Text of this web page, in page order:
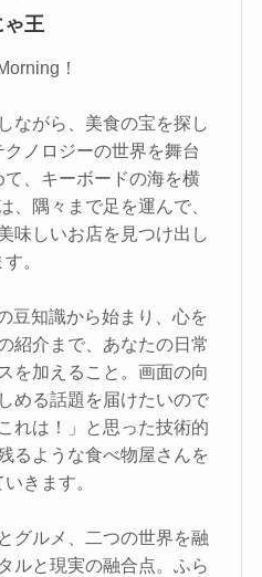
ゃ王
！
ながら、美食の宝を探し
ノロジーの世界を舞台
、キーボードの海を横
、隅々まで足を運んで、
味しいお店を見つけ出し
す。
豆知識から始まり、心を
紹介まで、あなたの日常
を加えること。画面の向
める話題を届けたいので
れは！」と思った技術的
るような食べ物屋さんを
きます。
グルメ、二つの世界を融
ルと現実の融合点。ふら